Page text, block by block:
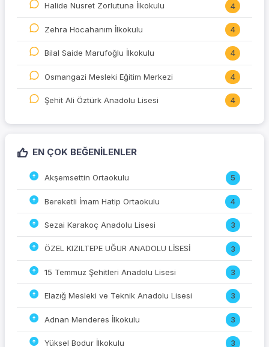
Halide Nusret Zorlutuna İlkokulu 4
Zehra Hocahanım İlkokulu 4
Bilal Saide Marufoğlu İlkokulu 4
Osmangazi Mesleki Eğitim Merkezi 4
Şehit Ali Öztürk Anadolu Lisesi 4
EN ÇOK BEĞENILENLER
Akşemsettin Ortaokulu 5
Bereketli İmam Hatip Ortaokulu 4
Sezai Karakoç Anadolu Lisesi 3
ÖZEL KIZILTEPE UĞUR ANADOLU LİSESİ 3
15 Temmuz Şehitleri Anadolu Lisesi 3
Elazığ Mesleki ve Teknik Anadolu Lisesi 3
Adnan Menderes İlkokulu 3
Yüksel Bodur İlkokulu 3